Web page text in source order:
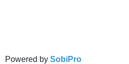
Powered by SobiPro